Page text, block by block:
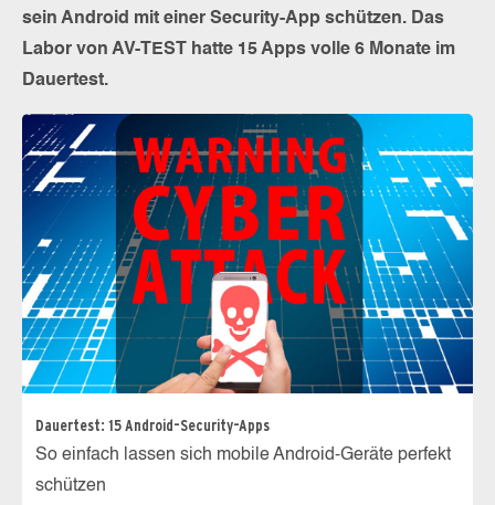
sein Android mit einer Security-App schützen. Das
Labor von AV-TEST hatte 15 Apps volle 6 Monate im
Dauertest.
Dauertest: 15 Android-Security-Apps
So einfach lassen sich mobile Android-Geräte perfekt
schützen